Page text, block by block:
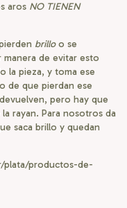
aros NO TIENEN
brilloo se
de evitar esto
la pieza, y toma ese
de que pierdan ese
pero hay que
rayan. Para nosotros da
saca brillo y quedan
plata/productos-de-